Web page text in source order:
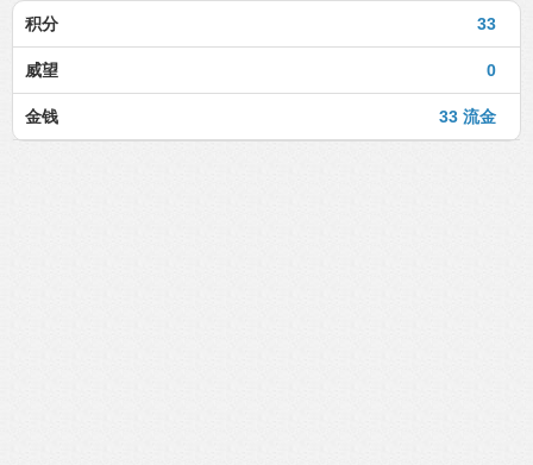
33
积分
0
威望
33 流金
金钱